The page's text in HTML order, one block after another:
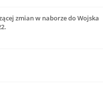
zmian w naborze do Wojska